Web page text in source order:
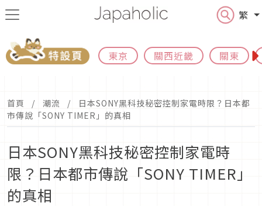
繁
東京 關西近畿 關東
首頁 潮流
日本SONY黑科技秘密控制家電時限？日本都
市傳說「SONY TIMER」的真相
日本SONY黑科技秘密控制家電時
限？日本都市傳說「SONY TIMER」
的真相